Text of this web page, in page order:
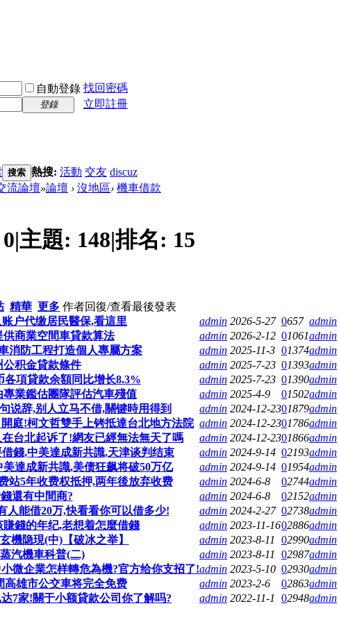
自動登錄 找回密碼
登錄
立即註冊
搜索 熱搜: 活動 交友 discuz
流論壇»論壇 › 沒地區› 機車借款
0|主題: 148|排名: 15
精華 更多 作者回復/查看最後發表
户代缴居民醫保,看這里
admin 2026-5-27 0657 admin
供商業空間車貸款算法
admin 2026-2-12 01061admin
消防工程打造個人專屬方案
admin 2025-11-3 01374admin
公积金貸款條件
admin 2025-7-23 01393admin
各項貸款余額同比增长8.3%
admin 2025-7-23 01390admin
業鑑估團隊評估汽車殘值
admin 2025-4-9 01502admin
说辞,别人立马不借,關键時用得到
admin 2024-12-2301879admin
庭!柯文哲雙手上铐抵達台北地方法院 admin 2024-12-2301786admin
台北起诉了!網友已經無法無天了嗎
admin 2024-12-2301866admin
錢,中美達成新共識,天津谈判结束
admin 2024-9-14 02193admin
達成新共識,美债狂飙将破50万亿
admin 2024-9-14 01954admin
站5年收费权抵押,两年後放弃收费
admin 2024-6-8 02744admin
還有中間商?
admin 2024-6-8 02152admin
人能借20万,快看看你可以借多少!
admin 2024-2-27 02738admin
錢的年纪,老想着怎麼借錢
admin 2023-11-1602886admin
機隐現(中)【破冰之举】
admin 2023-8-11 02990admin
汽機車科普(二)
admin 2023-8-11 02987admin
微企業怎样轉危為機?官方给你支招了!admin 2023-5-10 02930admin
高雄市公交車将完全免费
admin 2023-2-6 02863admin
7家!關于小额貸款公司你了解吗?
admin 2022-11-1 02948admin